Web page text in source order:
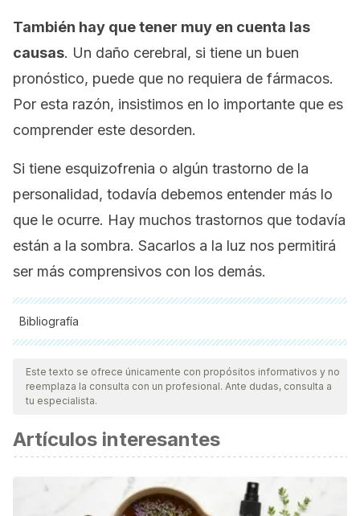
También hay que tener muy en cuenta las
causas. Un daño cerebral, si tiene un buen
pronóstico, puede que no requiera de fármacos.
Por esta razón, insistimos en lo importante que es
comprender este desorden.
Si tiene esquizofrenia o algún trastorno de la
personalidad, todavía debemos entender más lo
que le ocurre. Hay muchos trastornos que todavía
están a la sombra. Sacarlos a la luz nos permitirá
ser más comprensivos con los demás.
Bibliografía
Todas las fuentes citadas fueron revisadas a profundidad por
nuestro equipo, para asegurar su calidad, confiabilidad,
vigencia y validez.La bibliografía de este artículo fue
científica.
Bleuler, E. (1996). La esquizofrenia (1926).Revista de la
Asociación Española de Neuropsiquiatría.,16
(60), 664-
Este texto se ofrece únicamente con propósitos informativos y no
reemplaza la consulta con un profesional. Ante dudas, consulta a
tu especialista.
Artículos interesantes